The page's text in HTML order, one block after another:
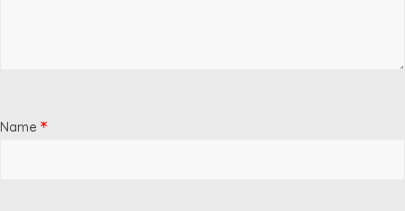
Name *